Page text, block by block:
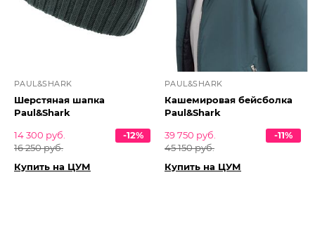
PAUL&SHARK
Шерстяная шапка
Paul&Shark
14 300 руб.
16 250 руб.
-12%
Купить на ЦУМ
PAUL&SHARK
Кашемировая бейсболка
Paul&Shark
39 750 руб.
45 150 руб.
-11%
Купить на ЦУМ